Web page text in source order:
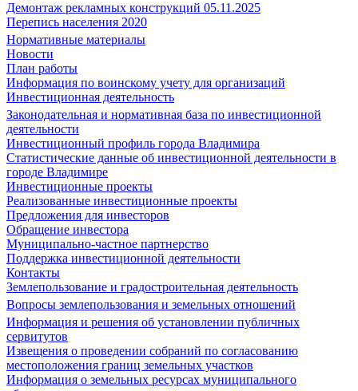
Демонтаж рекламных конструкций 05.11.2025
Перепись населения 2020
Нормативные материалы
Новости
План работы
Информация по воинскому учету для организаций
Инвестиционная деятельность
Законодательная и нормативная база по инвестиционной
деятельности
Инвестиционный профиль города Владимира
Статистические данные об инвестиционной деятельности в
городе Владимире
Инвестиционные проекты
Реализованные инвестиционные проекты
Предложения для инвесторов
Обращение инвестора
Муниципально-частное партнерство
Поддержка инвестиционной деятельности
Контакты
Землепользование и градостроительная деятельность
Вопросы землепользования и земельных отношений
Информация и решения об установлении публичных
сервитутов
Извещения о проведении собраний по согласованию
местоположения границ земельных участков
Информация о земельных ресурсах муниципального